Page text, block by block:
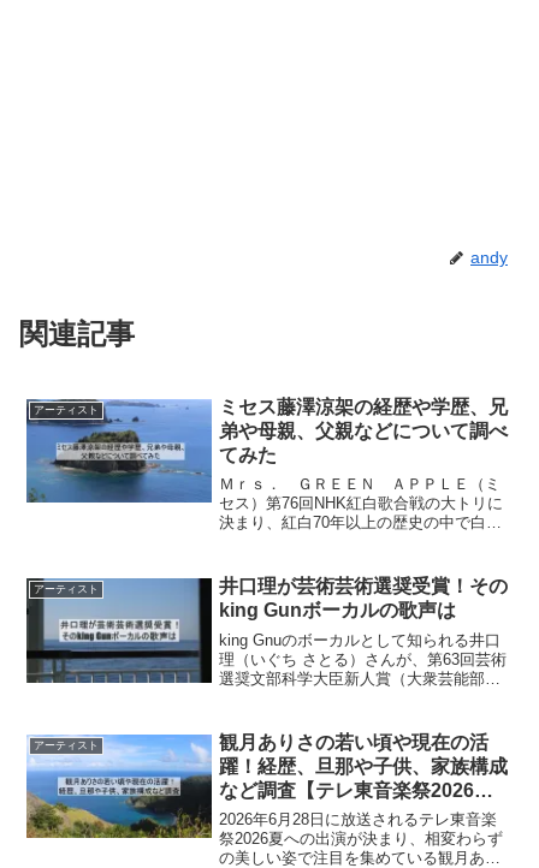
andy
関連記事
アーティスト
ミセス藤澤涼架の経歴や学歴、兄
弟や母親、父親などについて調べ
てみた
Ｍｒｓ． ＧＲＥＥＮ ＡＰＰＬＥ（ミ
セス）第76回NHK紅白歌合戦の大トリに
決まり、紅白70年以上の歴史の中で白組
は、GOOD DAYを歌唱することがすで
に発表されてお...
アーティスト
井口理が芸術芸術選奨受賞！その
king Gunボーカルの歌声は
king Gnuのボーカルとして知られる井口
理（いぐち さとる）さんが、第63回芸術
選奨文部科学大臣新人賞（大衆芸能部
他に類を見ません。本記事では、井口理
さんの歌手活動...
アーティスト
観月ありさの若い頃や現在の活
躍！経歴、旦那や子供、家族構成
など調査【テレ東音楽祭2026
夏】
2026年6月28日に放送されるテレ東音楽
祭2026夏への出演が決まり、相変わらず
の美しい姿で注目を集めている観月あり